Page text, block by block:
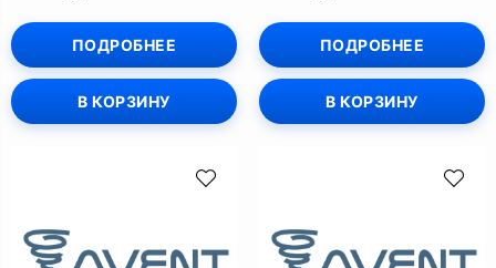
ПОДРОБНЕЕ
В КОРЗИНУ
ПОДРОБНЕЕ
В КОРЗИНУ